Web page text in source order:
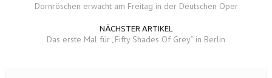
Dornröschen erwacht am Freitag in der Deutschen Oper
NÄCHSTER ARTIKEL
Das erste Mal für „Fifty Shades Of Grey“ in Berlin